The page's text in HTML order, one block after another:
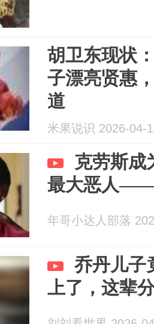
胡卫东现状
子漂亮贤惠
道
米果说识 2026-04-
克劳斯成
最大恶人——
年哥小达人部落
乔丹儿子
上了，这辈